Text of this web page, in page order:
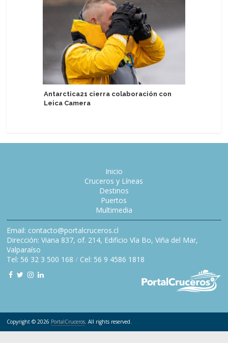
Antarctica21 cierra colaboración con
Leica Camera
Inicio
Cruceros y Líneas
Destinos
Puertos
Multimedia
Email: contacto@portalcruceros.cl
Dirección: Viana 837, of. 214, Edificio Vía Bo, Viña del Mar,
Valparaíso
Tel: 56 32 3 500 168 / Cel: 56 9 4586 1818
Copyright © 2026 PortalCruceros. All rights reserved.